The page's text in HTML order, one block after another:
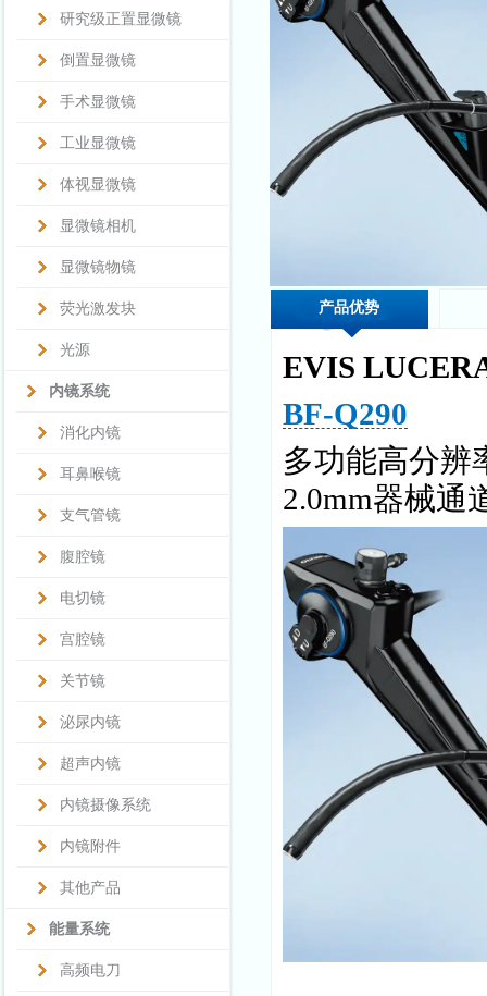
研究级正置显微镜
倒置显微镜
手术显微镜
工业显微镜
体视显微镜
显微镜相机
显微镜物镜
荧光激发块
光源
内镜系统
消化内镜
耳鼻喉镜
支气管镜
腹腔镜
电切镜
宫腔镜
关节镜
泌尿内镜
超声内镜
内镜摄像系统
内镜附件
其他产品
能量系统
高频电刀
产品优势
EVIS
BF-Q290
多功能高分辨
2.0mm器械通